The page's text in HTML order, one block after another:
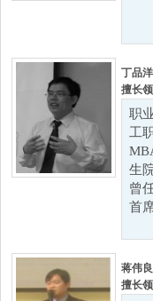
丁品洋
擅长领
职
工
生
曾
首
蒋伟良
擅长领